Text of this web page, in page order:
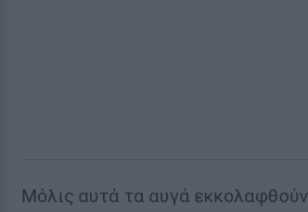
Μόλις αυτά τα αυγά